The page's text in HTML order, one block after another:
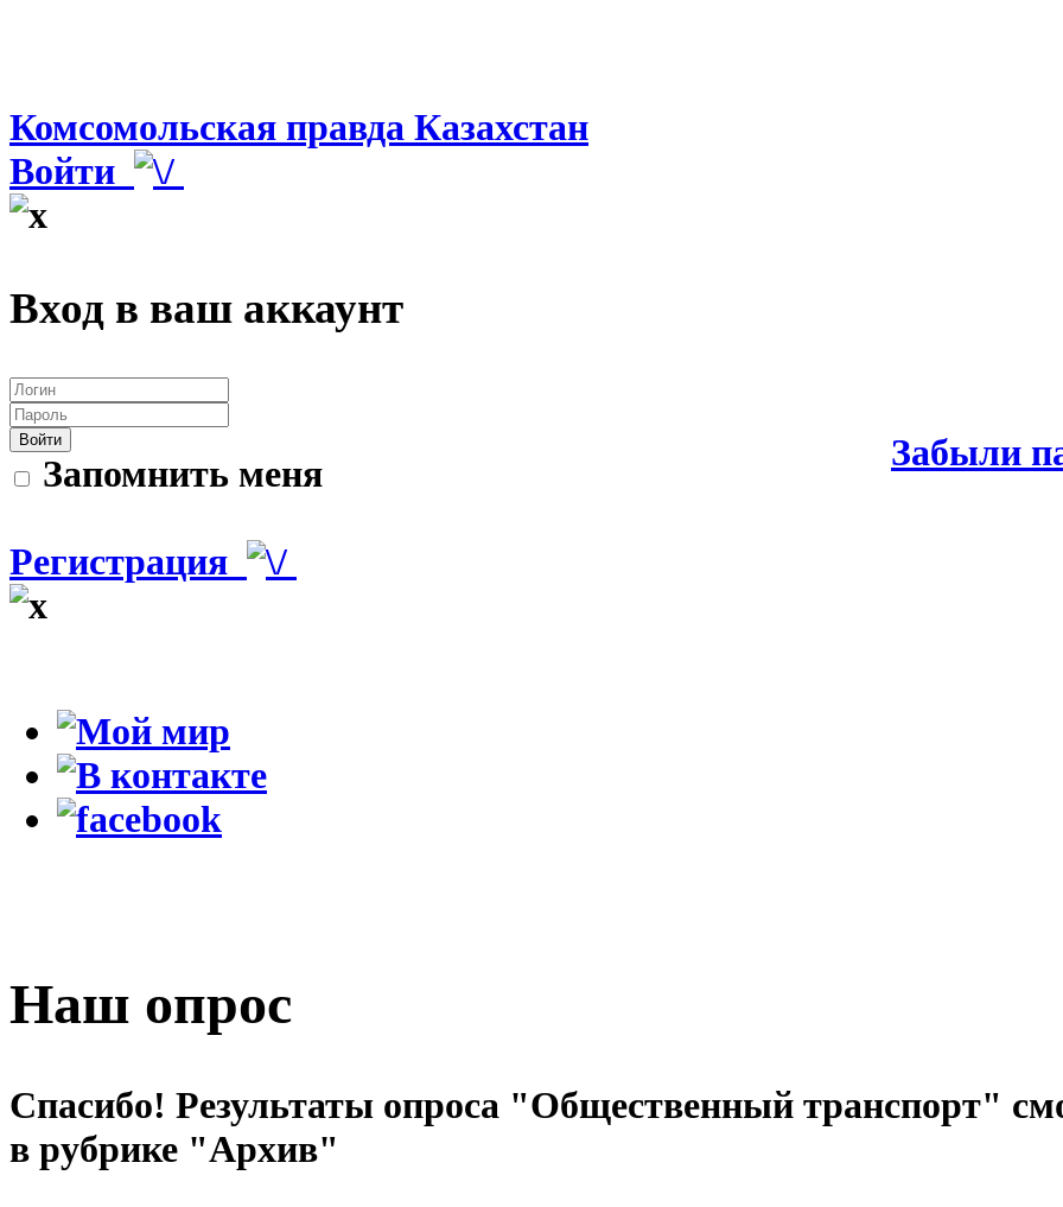
Комсомольская правда Казахстан
Войти
Вход в ваш аккаунт
Войти
Запомнить меня Забыли
Регистрация
Наш опрос
Спасибо! Результаты опроса "Общественный транспорт"
в рубрике "Архив"